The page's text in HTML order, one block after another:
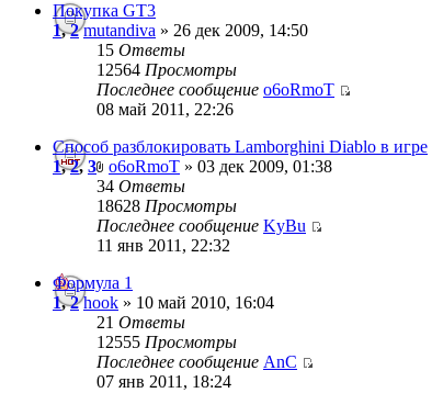
Покупка GT3
1,2 mutandiva » 26 дек 2009, 14:50
15 Ответы
12564 Просмотры
Последнее сообщение o6oRmoT
08 май 2011, 22:26
Способ разблокировать Lamborghini Diablo в игре
1,2,3 o6oRmoT » 03 дек 2009, 01:38
34 Ответы
18628 Просмотры
Последнее сообщение KyBu
11 янв 2011, 22:32
Формула 1
1,2 hook » 10 май 2010, 16:04
21 Ответы
12555 Просмотры
Последнее сообщение AnC
07 янв 2011, 18:24